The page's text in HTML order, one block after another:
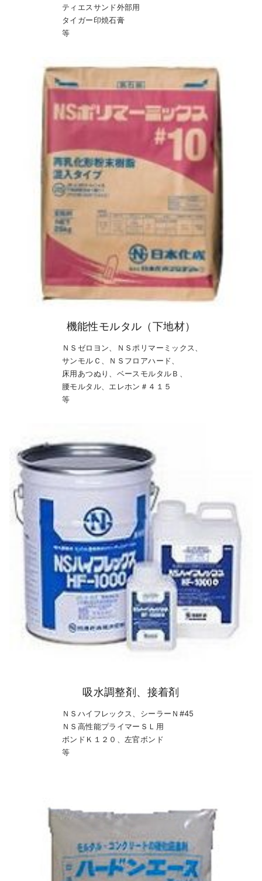
ティエスサンド外部用
タイガー印焼石膏
等
機能性モルタル（下地材）
ＮＳゼロヨン、 ＮＳポリマーミックス
サンモルＣ、ＮＳフロアハード、
床用あつぬり、ベースモルタルＢ、
腰モルタル、エレホン＃４１５
等
吸水調整剤、接着剤
ＮＳハイフレックス、シーラーＮ#45
ＮＳ高性能プライマーＳＬ用
ボンドＫ１２０、左官ボンド
等